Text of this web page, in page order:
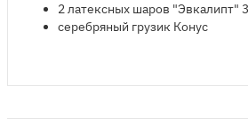
2 латексных шаров "Эвкалипт"
серебряный грузик Конус